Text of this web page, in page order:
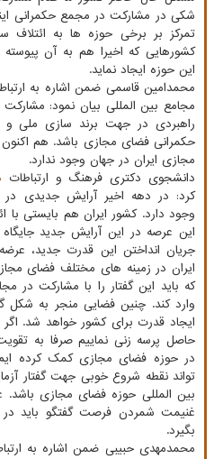
شکی در مشارکت در مجمع حکمرانی
تمرکز بر برخی حوزه ها به ائتلاف
کشورهایی که اخیرا هم به آن
این حوزه ایجاد نماید.
محمدامین قاسمی ضمن اشاره به
مجامع بین المللی بیان نمود:
راهبردی در جهت برند سازی ملی و
حکمرانی فضای مجازی باشد. هم
مجازی ایران در جهان وجود ندارد.
دانشجوی دکتری فرهنگ و ارتباطات
کرد: در دهه اخیر آرایش جدیدی
وجود دارد. کشور ایران هم بایستی با
این عرصه در این آرایش جدید
جریان انداختن این قدرت جدید،
ایران در زمینه های مختلف فضای
که باید این گفتار را با مشارکت در
وارد کند. چنین فضایی منجر به شکل
ایجاد قدرت برای کشور خواهد شد.
حاصل پرسه زنی نماییم صرفا به
در حوزه فضای مجازی کمک کرده
تواند نقطه شروع خوبی جهت گفتار
بین المللی حوزه فضای مجازی
غنیمت شمردن فرصت گفتگو باید در
بگیرد.
محمدمهدی حبیبی ضمن اشاره به